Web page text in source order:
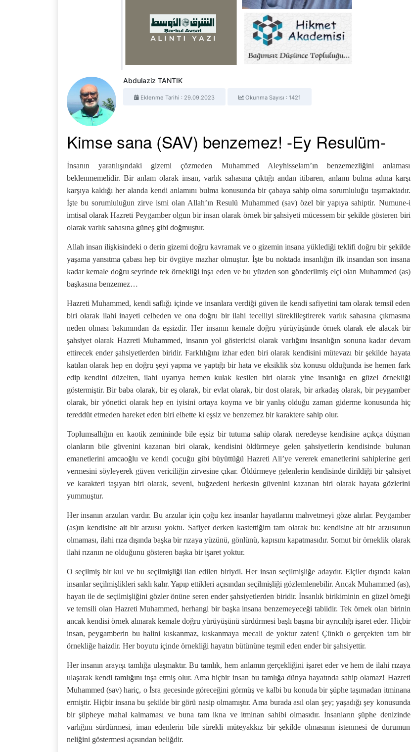
Abdulaziz TANTIK
Eklenme Tarihi : 29.09.2023 Okunma Sayısı : 1421
Kimse sana (SAV) benzemez! -Ey Resulüm-
İnsanın yaratılışındaki gizemi çözmeden Muhammed Aleyhisselam’ın benzemezliğini anlaması
beklenmemelidir. Bir anlam olarak insan, varlık sahasına çıktığı andan itibaren, anlamı bulma adına karşı
karşıya kaldığı her alanda kendi anlamını bulma konusunda bir çabaya sahip olma sorumluluğu taşımaktadır.
İşte bu sorumluluğun zirve ismi olan Allah’ın Resulü Muhammed (sav) özel bir yapıya sahiptir. Numune-i
imtisal olarak Hazreti Peygamber olgun bir insan olarak örnek bir şahsiyeti mücessem bir şekilde gösteren biri
olarak varlık sahasına güneş gibi doğmuştur.
Allah insan ilişkisindeki o derin gizemi doğru kavramak ve o gizemin insana yüklediği teklifi doğru bir şekilde
yaşama yansıtma çabası hep bir övgüye mazhar olmuştur. İşte bu noktada insanlığın ilk insandan son insana
kadar kemale doğru seyrinde tek örnekliği inşa eden ve bu yüzden son gönderilmiş elçi olan Muhammed (as)
başkasına benzemez…
Hazreti Muhammed, kendi saflığı içinde ve insanlara verdiği güven ile kendi safiyetini tam olarak temsil eden
biri olarak ilahi inayeti celbeden ve ona doğru bir ilahi tecelliyi süreklileştirerek varlık sahasına çıkmasına
neden olması bakımından da eşsizdir. Her insanın kemale doğru yürüyüşünde örnek olarak ele alacak bir
şahsiyet olarak Hazreti Muhammed, insanın yol göstericisi olarak varlığını insanlığın sonuna kadar devam
ettirecek ender şahsiyetlerden biridir. Farklılığını izhar eden biri olarak kendisini mütevazı bir şekilde hayata
katılan olarak hep en doğru şeyi yapma ve yaptığı bir hata ve eksiklik söz konusu olduğunda ise hemen fark
edip kendini düzelten, ilahi uyarıya hemen kulak kesilen biri olarak yine insanlığa en güzel örnekliği
göstermiştir. Bir baba olarak, bir eş olarak, bir evlat olarak, bir dost olarak, bir arkadaş olarak, bir peygamber
olarak, bir yönetici olarak hep en iyisini ortaya koyma ve bir yanlış olduğu zaman giderme konusunda hiç
tereddüt etmeden hareket eden biri elbette ki eşsiz ve benzemez bir karaktere sahip olur.
Toplumsallığın en kaotik zemininde bile eşsiz bir tutuma sahip olarak neredeyse kendisine açıkça düşman
olanların bile güvenini kazanan biri olarak, kendisini öldürmeye gelen şahsiyetlerin kendisinde bulunan
emanetlerini amcaoğlu ve kendi çocuğu gibi büyüttüğü Hazreti Ali’ye vererek emanetlerini sahiplerine geri
vermesini söyleyerek güven vericiliğin zirvesine çıkar. Öldürmeye gelenlerin kendisinde dirildiği bir şahsiyet
ve karakteri taşıyan biri olarak, seveni, buğzedeni herkesin güvenini kazanan biri olarak hayata gözlerini
yummuştur.
Her insanın arzuları vardır. Bu arzular için çoğu kez insanlar hayatlarını mahvetmeyi göze alırlar. Peygamber
(as)ın kendisine ait bir arzusu yoktu. Safiyet derken kastettiğim tam olarak bu: kendisine ait bir arzusunun
olmaması, ilahi rıza dışında başka bir rızaya yüzünü, gönlünü, kapısını kapatmasıdır. Somut bir örneklik olarak
ilahi rızanın ne olduğunu gösteren başka bir işaret yoktur.
O seçilmiş bir kul ve bu seçilmişliği ilan edilen biriydi. Her insan seçilmişliğe adaydır. Elçiler dışında kalan
insanlar seçilmişlikleri saklı kalır. Yapıp ettikleri açısından seçilmişliği gözlemlenebilir. Ancak Muhammed (as),
hayatı ile de seçilmişliğini gözler önüne seren ender şahsiyetlerden biridir. İnsanlık birikiminin en güzel örneği
ve temsili olan Hazreti Muhammed, herhangi bir başka insana benzemeyeceği tabiidir. Tek örnek olan birinin
ancak kendisi örnek alınarak kemale doğru yürüyüşünü sürdürmesi başlı başına bir ayrıcılığı işaret eder. Hiçbir
insan, peygamberin bu halini kıskanmaz, kıskanmaya mecali de yoktur zaten! Çünkü o gerçekten tam bir
örnekliğe haizdir. Her boyutu içinde örnekliği hayatın bütününe teşmil eden ender bir şahsiyettir.
Her insanın arayışı tamlığa ulaşmaktır. Bu tamlık, hem anlamın gerçekliğini işaret eder ve hem de ilahi rızaya
ulaşarak kendi tamlığını inşa etmiş olur. Ama hiçbir insan bu tamlığa dünya hayatında sahip olamaz! Hazreti
Muhammed (sav) hariç, o İsra gecesinde göreceğini görmüş ve kalbi bu konuda bir şüphe taşımadan itminana
ermiştir. Hiçbir insana bu şekilde bir görü nasip olmamıştır. Ama burada asıl olan şey; yaşadığı şey konusunda
bir şüpheye mahal kalmaması ve buna tam ikna ve itminan sahibi olmasıdır. İnsanların şüphe denizinde
varlığını sürdürmesi, iman edenlerin bile sürekli müteyakkız bir şekilde olmasının istenmesi de durumun
neliğini göstermesi açısından beliğdir.